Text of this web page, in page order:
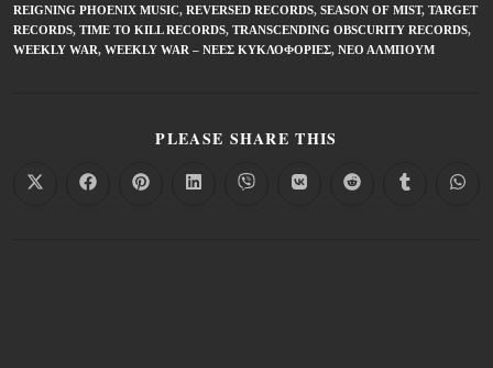
REIGNING PHOENIX MUSIC, REVERSED RECORDS, SEASON OF MIST, TARGET
RECORDS, TIME TO KILL RECORDS, TRANSCENDING OBSCURITY RECORDS,
WEEKLY WAR, WEEKLY WAR – ΝΈΕΣ ΚΥΚΛΟΦΟΡΊΕΣ, ΝΈΟ ΆΛΜΠΟΥΜ
PLEASE SHARE THIS